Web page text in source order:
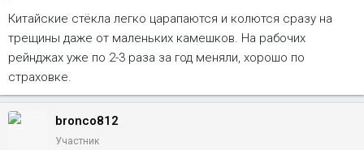
Китайские стёкла легко царапаются и колются сразу на
трещины даже от маленьких камешков. На рабочих
рейнджах уже по 2-3 раза за год меняли, хорошо по
страховке.
bronco812
Участник